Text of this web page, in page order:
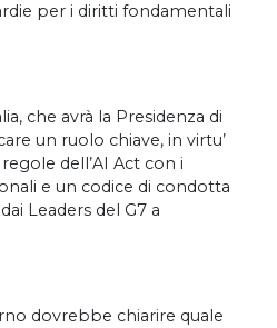
per i diritti fondamentali
che avrà la Presidenza di
un ruolo chiave, in virtu’
dell’AI Act con i
e un codice di condotta
Leaders del G7 a
dovrebbe chiarire quale